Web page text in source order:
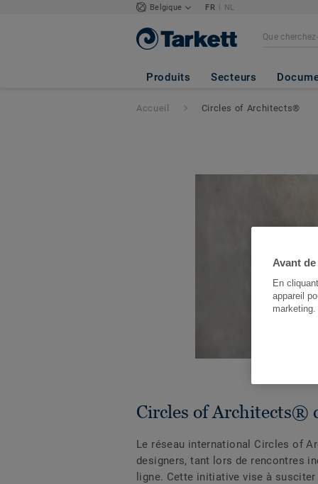
Belgique FR | NL
Produits Secteurs
Accueil Circles of Architects®
Circles of Architects®
Le réseau international Circles of
designers, tant lors de rencontres
ligne. Cette initiative vise à
Avant
En
appareil
marketing.